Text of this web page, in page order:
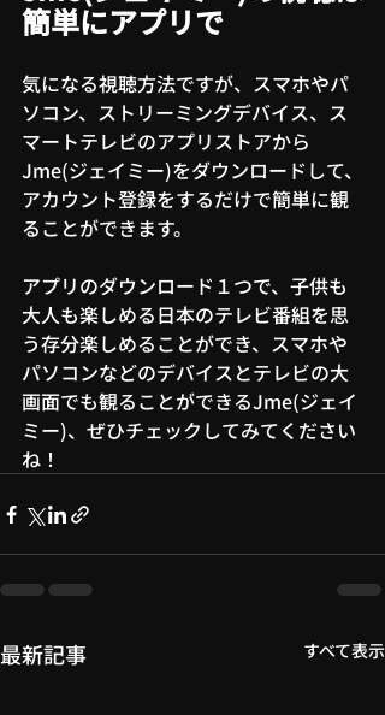
簡単にアプリで
気になる視聴方法ですが、スマホやパ
ソコン、ストリーミングデバイス、ス
マートテレビのアプリストアから
Jme(ジェイミー)をダウンロードして、
アカウント登録をするだけで簡単に観
ることができます。
アプリのダウンロード１つで、子供も
大人も楽しめる日本のテレビ番組を思
う存分楽しめることができ、スマホや
パソコンなどのデバイスとテレビの大
画面でも観ることができるJme(ジェイ
ミー)、ぜひチェックしてみてください
ね！
最新記事 すべて表示